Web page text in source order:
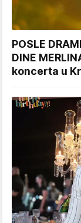
POSLE
DINE
koncerta u